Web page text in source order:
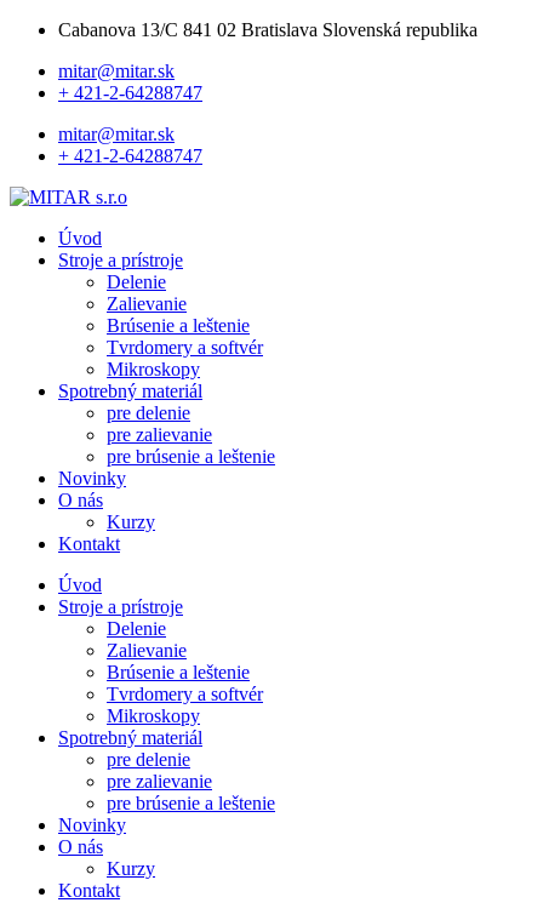
Cabanova 13/C 841 02 Bratislava Slovenská republika
mitar@mitar.sk
+ 421-2-64288747
mitar@mitar.sk
+ 421-2-64288747
Úvod
Stroje a prístroje
Delenie
Zalievanie
Brúsenie a leštenie
Tvrdomery a softvér
Mikroskopy
Spotrebný materiál
pre delenie
pre zalievanie
pre brúsenie a leštenie
Novinky
O nás
Kurzy
Kontakt
Úvod
Stroje a prístroje
Delenie
Zalievanie
Brúsenie a leštenie
Tvrdomery a softvér
Mikroskopy
Spotrebný materiál
pre delenie
pre zalievanie
pre brúsenie a leštenie
Novinky
O nás
Kurzy
Kontakt